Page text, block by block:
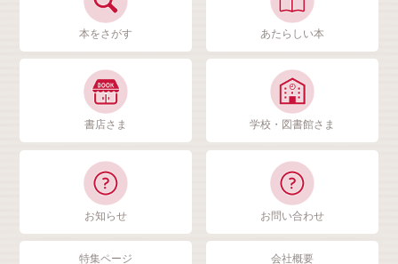
本をさがす あたらしい本
書店さま 学校・図書館さま
お知らせ お問い合わせ
特集ページ 会社概要